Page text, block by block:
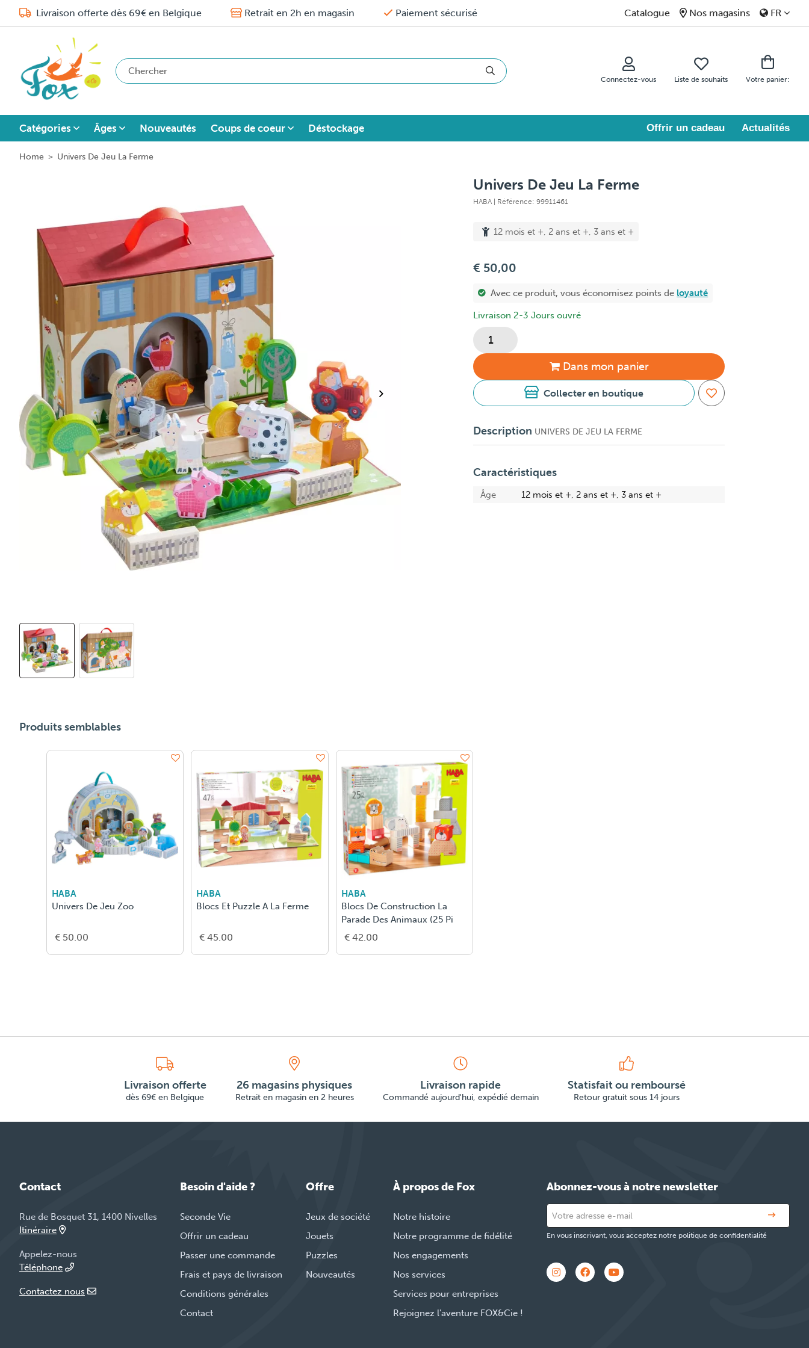
Livraison offerte dès 69€ en Belgique Retrait en 2h en magasin Paiement sécurisé Catalogue Nos magasins FR
Connectez-vous Liste de souhaits Votre panier:
Catégories Âges Nouveautés Coups de coeur Déstockage Offrir un cadeau Actualités
Home > Univers De Jeu La Ferme
Univers De Jeu La Ferme
HABA | Référence: 99911461
12 mois et +, 2 ans et +, 3 ans et +
€ 50,00
Avec ce produit, vous économisez points de loyauté
Livraison 2-3 Jours ouvré
Dans mon panier
Collecter en boutique
Description UNIVERS DE JEU LA FERME
Caractéristiques
Âge 12 mois et +, 2 ans et +, 3 ans et +
Produits semblables
HABA
Univers De Jeu Zoo
€ 50.00
HABA
Blocs Et Puzzle A La Ferme
€ 45.00
HABA
Blocs De Construction La
Parade Des Animaux (25 Pi
€ 42.00
Livraison offerte
dès 69€ en Belgique
26 magasins physiques
Retrait en magasin en 2 heures
Livraison rapide
Commandé aujourd'hui, expédié demain
Statisfait ou remboursé
Retour gratuit sous 14 jours
Contact
Rue de Bosquet 31, 1400 Nivelles
Itinéraire
Appelez-nous
Téléphone
Contactez nous
Besoin d'aide ?
Seconde Vie
Offrir un cadeau
Passer une commande
Frais et pays de livraison
Conditions générales
Contact
Offre
Jeux de société
Jouets
Puzzles
Nouveautés
À propos de Fox
Notre histoire
Notre programme de fidélité
Nos engagements
Nos services
Services pour entreprises
Rejoignez l'aventure FOX&Cie !
Abonnez-vous à notre newsletter
En vous inscrivant, vous acceptez notre politique de confidentialité